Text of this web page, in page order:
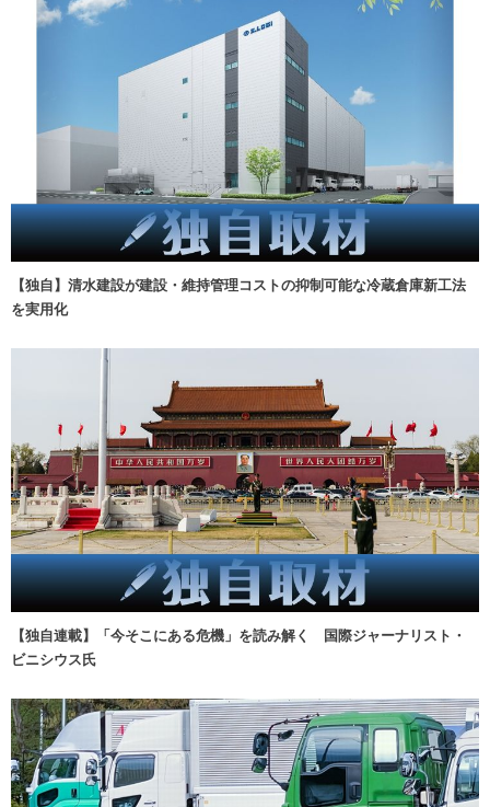
【独自】清水建設が建設・維持管理コストの抑制可能な冷蔵倉庫新工法
を実用化
【独自連載】「今そこにある危機」を読み解く 国際ジャーナリスト・
ビニシウス氏